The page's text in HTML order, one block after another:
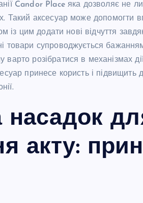
Candor Place яка дозволяє не
Такий аксесуар може допомогти
із цим додати нові відчуття
товари супроводжується
варто розібратися в механізмах
принесе користь і підвищить
насадок
акту: